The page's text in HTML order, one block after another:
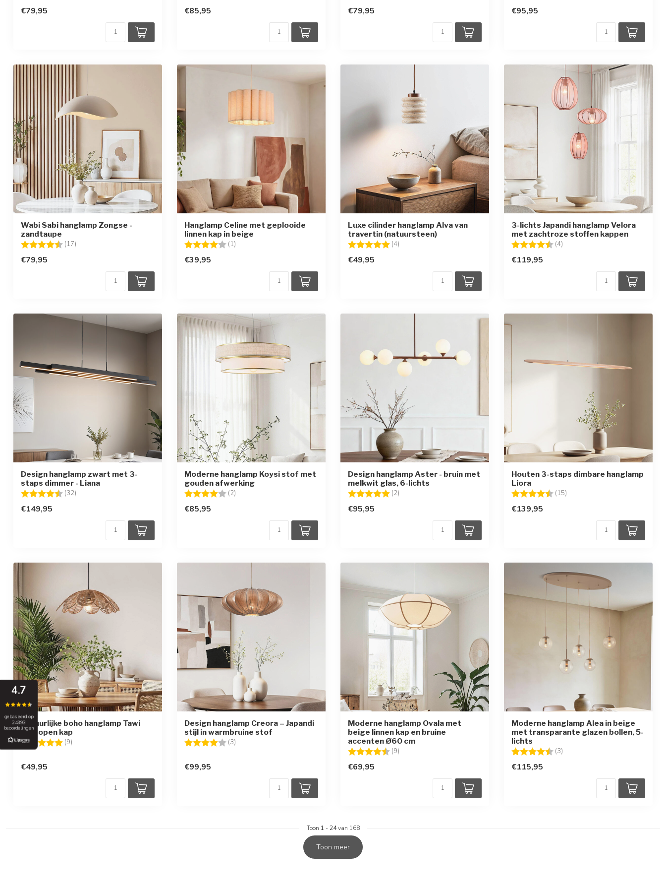
€79,95 €85,95 €79,95 €95,95
Wabi Sabi hanglamp Zongse -
zandtaupe
Beoordeling: (17)
€79,95
Hanglamp Celine met geplooide
linnen kap in beige
Beoordeling: (1)
€39,95
Luxe cilinder hanglamp Alva van
travertin (natuursteen)
Beoordeling: (4)
€49,95
3-lichts Japandi hanglamp Velora
met zachtroze stoffen kappen
Beoordeling: (4)
€119,95
Design hanglamp zwart met 3-
staps dimmer - Liana
Beoordeling: (32)
€149,95
Moderne hanglamp Koysi stof met
gouden afwerking
Beoordeling: (2)
€85,95
Design hanglamp Aster - bruin met
melkwit glas, 6-lichts
Beoordeling: (2)
€95,95
Houten 3-staps dimbare hanglamp
Liora
Beoordeling: (15)
€139,95
Natuurlijke boho hanglamp Tawi
met open kap
Beoordeling: (9)
€49,95
Design hanglamp Creora – Japandi
stijl in warmbruine stof
Beoordeling: (3)
€99,95
Moderne hanglamp Ovala met
beige linnen kap en bruine
accenten Ø60 cm
Beoordeling: (9)
€69,95
Moderne hanglamp Alea in beige
met transparante glazen bollen, 5-
lichts
Beoordeling: (3)
€115,95
Toon 1 - 24van 168
Toon meer
4.7
gebaseerd op
24393
beoordelingen